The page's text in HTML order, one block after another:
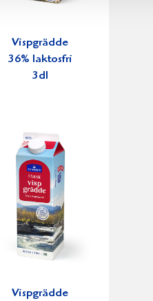
Vispgrädde
36% laktosfri
3dl
Vispgrädde